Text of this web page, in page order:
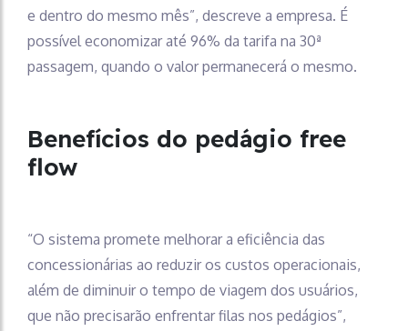
e dentro do mesmo mês”, descreve a empresa. É
possível economizar até 96% da tarifa na 30ª
passagem, quando o valor permanecerá o mesmo.
Benefícios do pedágio free
flow
“O sistema promete melhorar a eficiência das
concessionárias ao reduzir os custos operacionais,
além de diminuir o tempo de viagem dos usuários,
que não precisarão enfrentar filas nos pedágios”,